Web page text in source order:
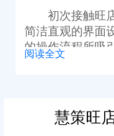
感受和体验。
初次接触旺店
简洁直观的界面
的操作流程所吸
处理、库存管理
时间内快速上手
户体验让我对旺
二、功能全面
阅读全文
慧策旺